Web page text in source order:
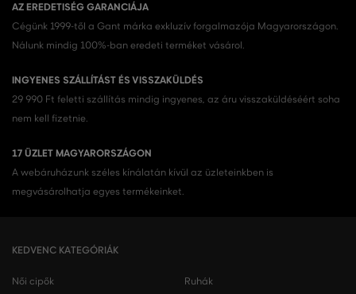
AZ EREDETISÉG GARANCIÁJA
Cégünk 1999-től a Gant márka exkluzív forgalmazója Magyarországon.
Nálunk mindig 100%-ban eredeti terméket vásárol.
INGYENES SZÁLLÍTÁST ÉS VISSZAKÜLDÉS
29 990 Ft feletti szállítás mindig ingyenes, az áru visszaküldéséért soha
nem kell fizetnie.
17 ÜZLET MAGYARORSZÁGON
A webáruházunk széles kínálatán kívül az üzleteinkben is
megvásárolhatja egyes termékeinket.
KEDVENC KATEGÓRIÁK
Női cipők
Ruhák